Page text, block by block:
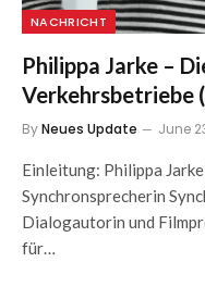
NACHRICHT
Philippa Jarke –
Verkehrsbetriebe
ByNeues Update June
Einleitung: Philippa
Synchronsprecherin
Dialogautorin und
für…